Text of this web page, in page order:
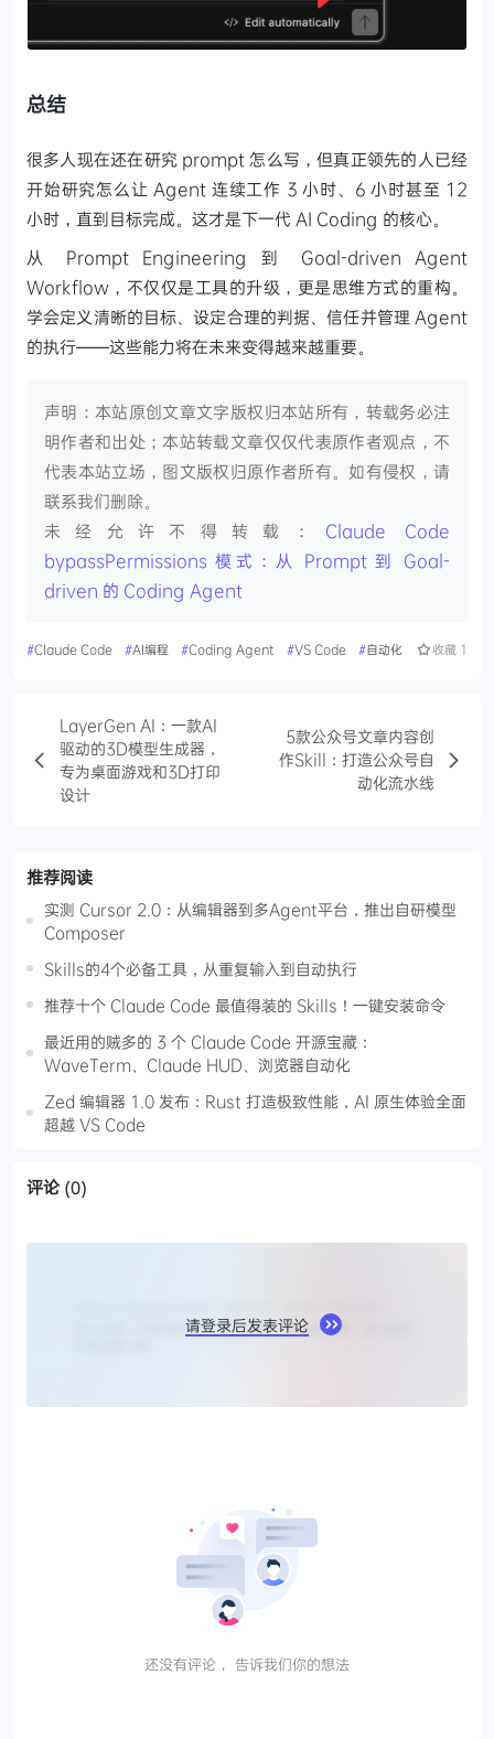
总结
很多人现在还在研究 prompt 怎么写，但真正领先的人已经
开始研究怎么让 Agent 连续工作 3 小时、6 小时甚至 12
小时，直到目标完成。这才是下一代 AI Coding 的核心。
从 Prompt Engineering 到 Goal-driven Agent
Workflow，不仅仅是工具的升级，更是思维方式的重构。
学会定义清晰的目标、设定合理的判据、信任并管理 Agent
的执行——这些能力将在未来变得越来越重要。
声明：本站原创文章文字版权归本站所有，转载务必注
明作者和出处；本站转载文章仅仅代表原作者观点，不
代表本站立场，图文版权归原作者所有。如有侵权，请
联系我们删除。
未经允许不得转载： Claude Code
bypassPermissions 模式：从 Prompt 到 Goal-
driven 的 Coding Agent
#Claude Code #AI编程 #Coding Agent #VS Code #自动化 收藏 1
LayerGen AI：一款AI
驱动的3D模型生成器，
专为桌面游戏和3D打印
设计
5款公众号文章内容创
作Skill：打造公众号自
动化流水线
推荐阅读
实测 Cursor 2.0：从编辑器到多Agent平台，推出自研模型
Composer
Skills的4个必备工具，从重复输入到自动执行
推荐十个 Claude Code 最值得装的 Skills！一键安装命令
最近用的贼多的 3 个 Claude Code 开源宝藏：
WaveTerm、Claude HUD、浏览器自动化
Zed 编辑器 1.0 发布：Rust 打造极致性能，AI 原生体验全面
超越 VS Code
评论 (0)
请登录后发表评论
还没有评论， 告诉我们你的想法